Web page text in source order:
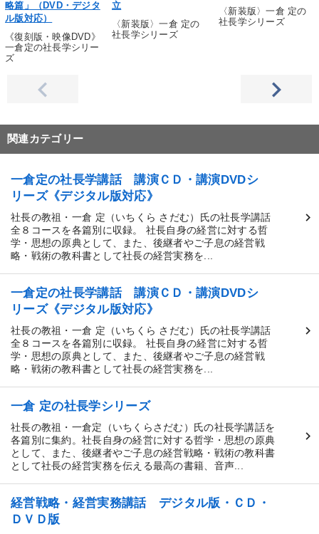
略篇」（DVD・デジタ
ル版対応）
《復刻版・映像DVD》
一倉定の社長学シリー
ズ
立
〈新装版〉一倉 定の
社長学シリーズ
〈新装版〉一倉 定の
社長学シリーズ
関連カテゴリー
一倉定の社長学講話 講演ＣＤ・講演DVDシ
リーズ《デジタル版対応》
社長の教祖・一倉 定（いちくら さだむ）氏の社長学講話
全８コースを各篇別に収録。 社長自身の経営に対する哲
学・思想の原典として、また、後継者やご子息の経営戦
略・戦術の教科書として社長の経営実務を...
一倉定の社長学講話 講演ＣＤ・講演DVDシ
リーズ《デジタル版対応》
社長の教祖・一倉 定（いちくら さだむ）氏の社長学講話
全８コースを各篇別に収録。 社長自身の経営に対する哲
学・思想の原典として、また、後継者やご子息の経営戦
略・戦術の教科書として社長の経営実務を...
一倉 定の社長学シリーズ
社長の教祖・一倉定（いちくらさだむ）氏の社長学講話を
各篇別に集約。社長自身の経営に対する哲学・思想の原典
として、また、後継者やご子息の経営戦略・戦術の教科書
として社長の経営実務を伝える最高の書籍、音声...
経営戦略・経営実務講話 デジタル版・ＣＤ・
ＤＶＤ版